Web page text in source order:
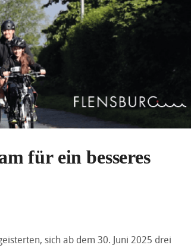
für ein besseres
sich ab dem 30. Juni 2025 drei